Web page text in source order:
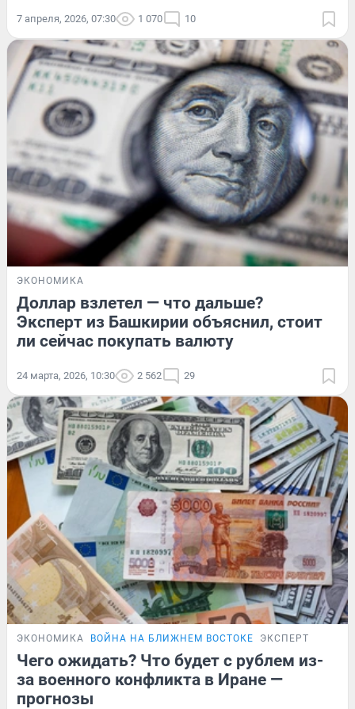
7 апреля, 2026, 07:30 1 070 10
ЭКОНОМИКА
Доллар взлетел — что дальше?
Эксперт из Башкирии объяснил, стоит
ли сейчас покупать валюту
24 марта, 2026, 10:30 2 562 29
ЭКОНОМИКА ВОЙНА НА БЛИЖНЕМ ВОСТОКЕ ЭКСПЕРТ
Чего ожидать? Что будет с рублем из-
за военного конфликта в Иране —
прогнозы